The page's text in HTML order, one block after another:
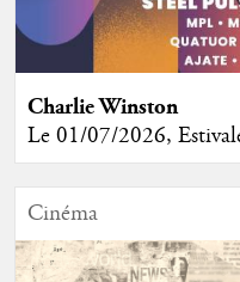
Charlie Winston
Le 01/07/2026,
Cinéma